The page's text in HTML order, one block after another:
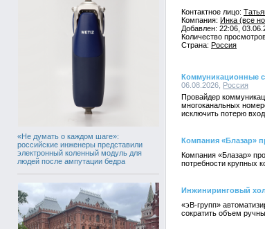
«Не думать о каждом шаге»:
российские инженеры представили
электронный коленный модуль для
людей после ампутации бедра
Контактное лицо:
Компания: Инка (все
Добавлен: 22:06,
Количество
Страна: Россия
Коммуникационные
06.08.2026, Россия
Провайдер
многоканальных
исключить потерю
Компания «Блазар»
Компания «Блазар»
потребности крупных
Инжиниринговый
«эВ-групп»
сократить объем